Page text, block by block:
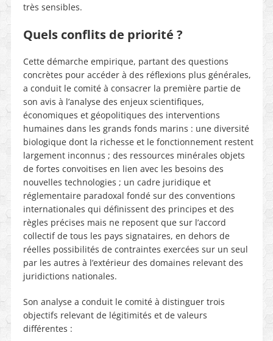
très sensibles.
Quels conflits de priorité ?
Cette démarche empirique, partant des questions
concrètes pour accéder à des réflexions plus générales,
a conduit le comité à consacrer la première partie de
son avis à l’analyse des enjeux scientifiques,
économiques et géopolitiques des interventions
humaines dans les grands fonds marins : une diversité
biologique dont la richesse et le fonctionnement restent
largement inconnus ; des ressources minérales objets
de fortes convoitises en lien avec les besoins des
nouvelles technologies ; un cadre juridique et
réglementaire paradoxal fondé sur des conventions
internationales qui définissent des principes et des
règles précises mais ne reposent que sur l’accord
collectif de tous les pays signataires, en dehors de
réelles possibilités de contraintes exercées sur un seul
par les autres à l’extérieur des domaines relevant des
juridictions nationales.
Son analyse a conduit le comité à distinguer trois
objectifs relevant de légitimités et de valeurs
différentes :